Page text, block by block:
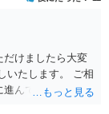
だけましたら大変
いたします。 ご相
進んでいるとなる